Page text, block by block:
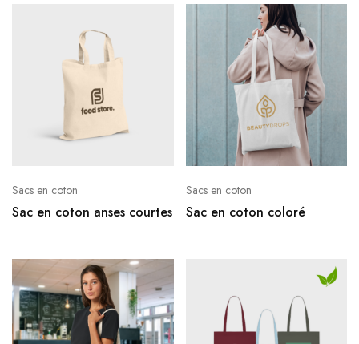
Sacs en coton
Sac en coton anses courtes
Sacs en coton
Sac en coton coloré